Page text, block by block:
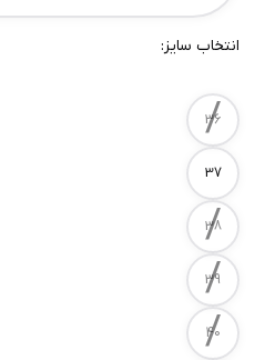
انتخاب سایز:
Size
/
/
/
/